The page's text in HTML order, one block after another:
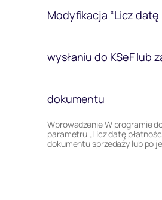
Modyfikacja “Licz datę
wysłaniu do KSeF lub
dokumentu
Wprowadzenie W programie
parametru „Licz datę
dokumentu sprzedaży lub po